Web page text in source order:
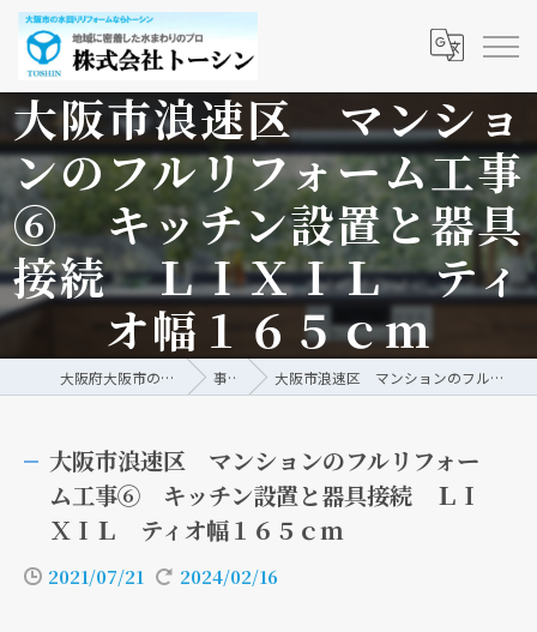
大阪市浪速区 マンショ
ンのフルリフォーム工事
⑥ キッチン設置と器具
接続 ＬＩＸＩＬ ティ
オ幅１６５ｃｍ
大阪府大阪市の水回りリフォームなら株式会社トーシン 事例/ブログ 大阪市浪速区 マンションのフルリフォーム工事⑥ キッチン設置と器具接続 ＬＩＸＩＬ ティオ幅１６５ｃｍ
大阪市浪速区 マンションのフルリフォー
ム工事⑥ キッチン設置と器具接続 ＬＩ
ＸＩＬ ティオ幅１６５ｃｍ
2021/07/21 2024/02/16